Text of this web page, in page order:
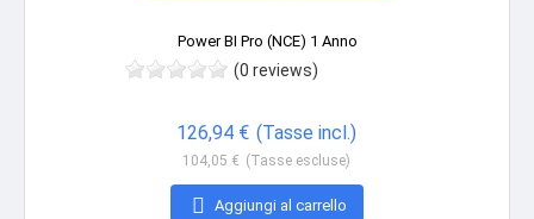
Power BI Pro (NCE) 1 Anno
(0 reviews)
126,94 € (Tasse incl.)
104,05 € (Tasse escluse)
 Aggiungi al carrello